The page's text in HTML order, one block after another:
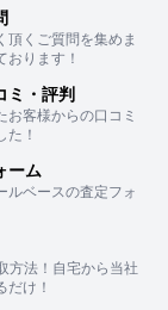
頂くご質問を集めま
おります！
ミ・評判
お客様からの口コミ
た！
ーム
ルベースの査定フォ
方法！自宅から当社
だけ！